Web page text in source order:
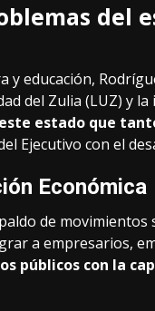
del
y educación,
del Zulia (LUZ) y
estado que
Ejecutivo con el
Económica
de
a empresarios,
públicos con la